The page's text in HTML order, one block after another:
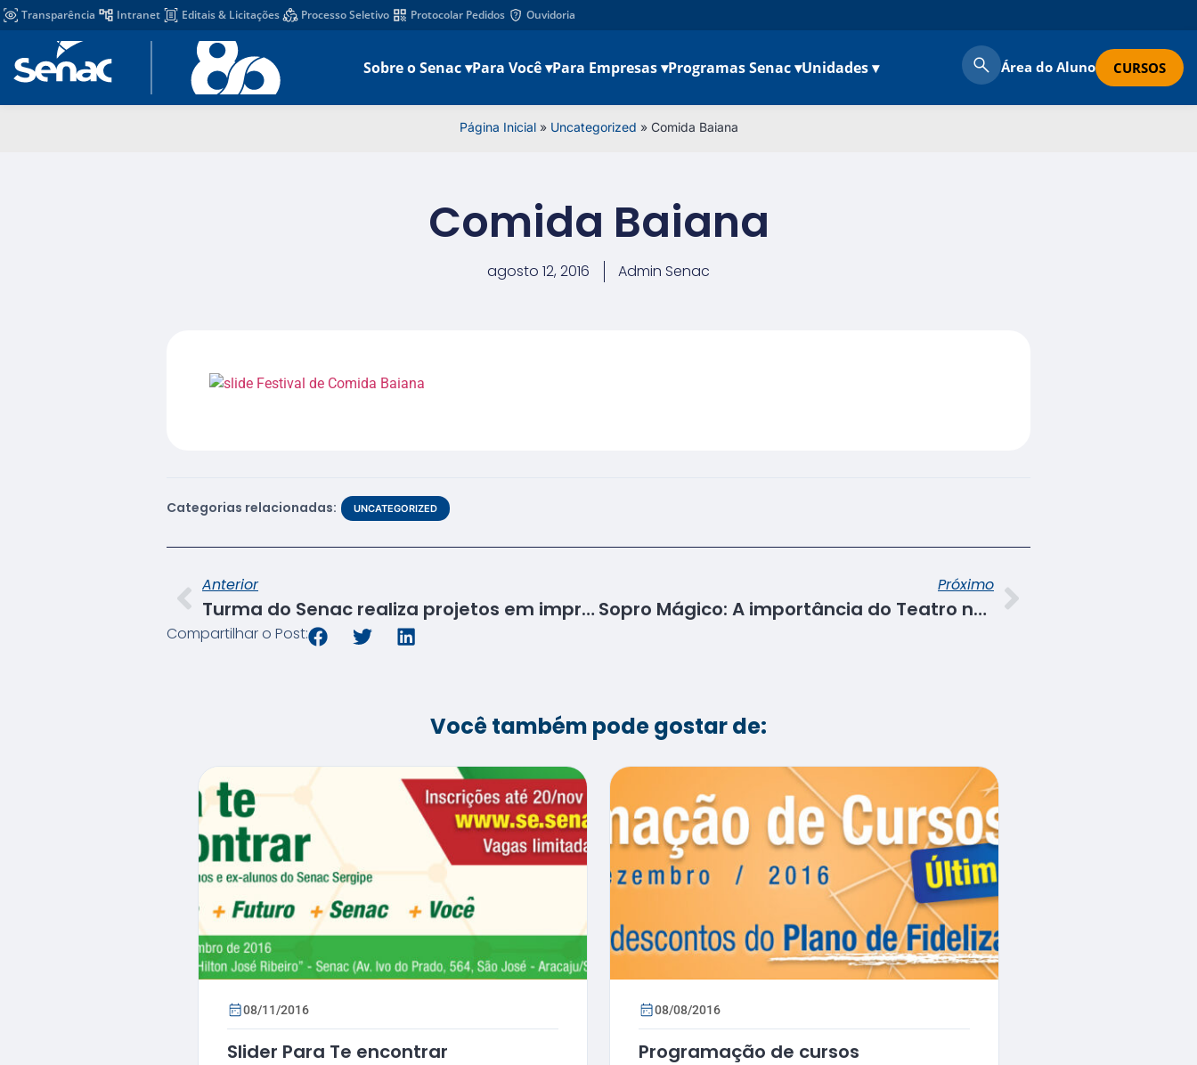
Transparência Intranet Editais & Licitações Processo Seletivo Protocolar Pedidos Ouvidoria
Sobre o Senac ▾Para Você ▾Para Empresas ▾Programas Senac ▾Unidades ▾ Área do Aluno CURSOS
Página Inicial» Uncategorized » Comida Baiana
Comida Baiana
agosto 12, 2016 Admin Senac
Categorias relacionadas: UNCATEGORIZED
Anterior
Turma do Senac realiza projetos em impressora 3D
Próximo
Sopro Mágico: A importância do Teatro no desenvolvimento dos jovens
Compartilhar o Post:
Você também pode gostar de:
08/11/2016
Slider Para Te encontrar
08/08/2016
Programação de cursos